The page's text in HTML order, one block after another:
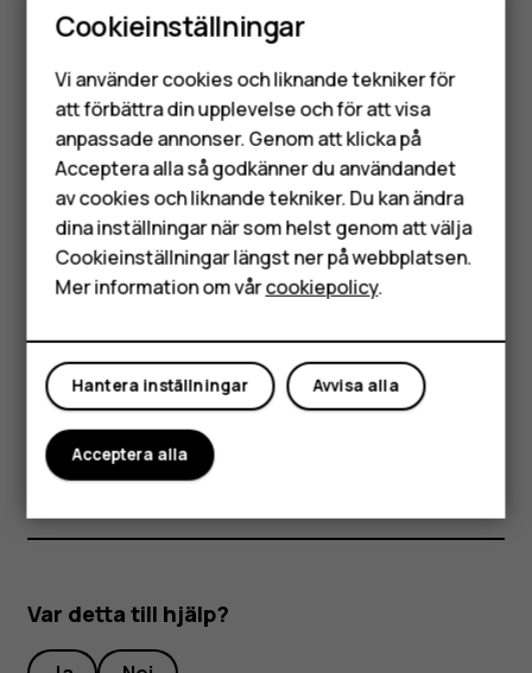
Smartphones
Mobiltelefoner
Tillbehör
HMD Terra M
Surfplattor
Vissa tillbehör som nämns i denna användarhandbok, till
exempel laddare, headset och datakabel, kanske säljs
separat.
Delar och kontakter, magnetism
Anslut inte enheten till produkter som genererar en
utsignal, eftersom denna kan skada enheten. Anslut ingen
spänningskälla till ljudkontakten. Tänk på volymnivån om
du ansluter en extern enhet eller ett headset som inte har
godkänts för användning med denna enhet via
Delar av enheten är magnetiska. Enheten kan dra till sig
material som innehåller metall. Placera inte kreditkort och
andra kort med magnetremsa nära enheten under en
längre tid i sträck eftersom kortet kan skadas.
Var detta till hjälp?
Cookieinställningar
Vi använder cookies och liknande tekniker för
att förbättra din upplevelse och för att visa
anpassade annonser. Genom att klicka på
Acceptera alla så godkänner du användandet
av cookies och liknande tekniker. Du kan ändra
dina inställningar när som helst genom att välja
Cookieinställningar längst ner på webbplatsen.
Mer information om vårcookiepolicy.
Avvisa alla
Hantera inställningar
Acceptera alla